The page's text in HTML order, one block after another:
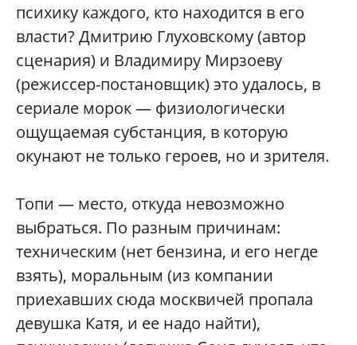
психику каждого, кто находится в его
власти? Дмитрию Глуховскому (автор
сценария) и Владимиру Мирзоеву
(режиссер-постановщик) это удалось, в
сериале морок — физиологически
ощущаемая субстанция, в которую
окунают не только героев, но и зрителя.
Топи — место, откуда невозможно
выбраться. По разным причинам:
техническим (нет бензина, и его негде
взять), моральным (из компании
приехавших сюда москвичей пропала
девушка Катя, и ее надо найти),